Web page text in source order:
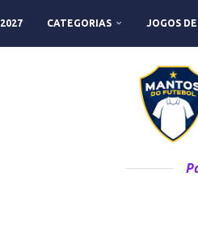
CATEGORIAS JOGOS